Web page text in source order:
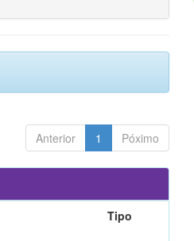
Anterior 1 Póximo
Tipo